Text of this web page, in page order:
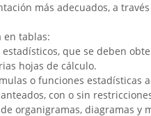
más adecuados, a
en tablas:
que se deben
hojas de cálculo.
o funciones estadísticas
con o sin
organigramas, diagramas y